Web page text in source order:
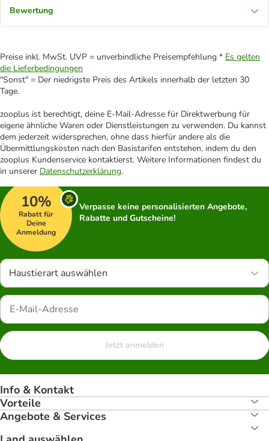
Bewertung
Preise inkl. MwSt. UVP = unverbindliche Preisempfehlung * Es gelten
die Lieferbedingungen
"Sonst" = Der niedrigste Preis des Artikels innerhalb der letzten 30
Tage.
zooplus ist berechtigt, deine E-Mail-Adresse für Direktwerbung für
eigene ähnliche Waren oder Dienstleistungen zu verwenden. Du kannst
dem jederzeit widersprechen, ohne dass hierfür andere als die
Übermittlungskosten nach den Basistarifen entstehen, indem du den
zooplus Kundenservice kontaktierst. Weitere Informationen findest du
in unserer Datenschutzerklärung.
10%
Rabatt für
Deine
Anmeldung
Verpasse keine personalisierten Angebote,
Rabatte und Gutscheine!
Haustierart auswählen
Jetzt anmelden
Info & Kontakt
Vorteile
Angebote & Services